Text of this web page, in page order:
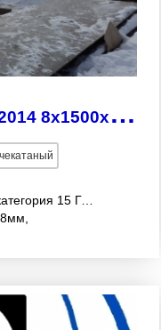
Л
ист 09Г2С ГОСТ 19281-2014 8х1500х6000 мм
15 ГОСТ 19281-